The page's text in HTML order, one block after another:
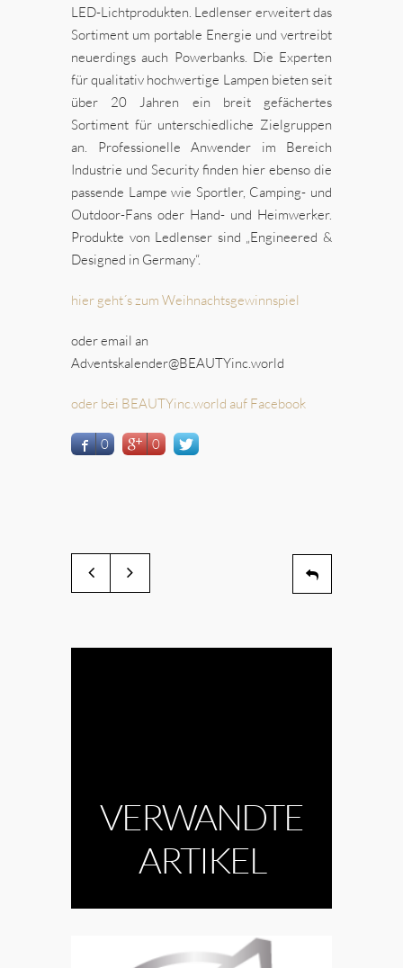
LED-Lichtprodukten. Ledlenser erweitert das
Sortiment um portable Energie und vertreibt
neuerdings auch Powerbanks. Die Experten
für qualitativ hochwertige Lampen bieten seit
über 20 Jahren ein breit gefächertes
Sortiment für unterschiedliche Zielgruppen
an. Professionelle Anwender im Bereich
Industrie und Security finden hier ebenso die
passende Lampe wie Sportler, Camping- und
Outdoor-Fans oder Hand- und Heimwerker.
Produkte von Ledlenser sind „Engineered &
Designed in Germany“.
hier geht´s zum Weihnachtsgewinnspiel
oder email an
Adventskalender@BEAUTYinc.world
oder bei BEAUTYinc.world auf Facebook
0 0
VERWANDTE
ARTIKEL